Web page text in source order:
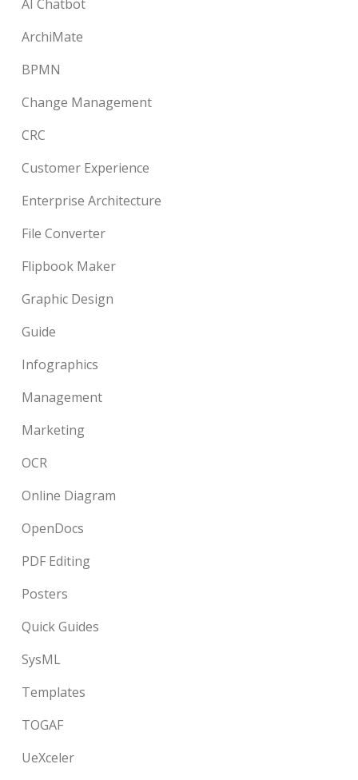
AI Chatbot
ArchiMate
BPMN
Change Management
CRC
Customer Experience
Enterprise Architecture
File Converter
Flipbook Maker
Graphic Design
Guide
Infographics
Management
Marketing
OCR
Online Diagram
OpenDocs
PDF Editing
Posters
Quick Guides
SysML
Templates
TOGAF
UeXceler